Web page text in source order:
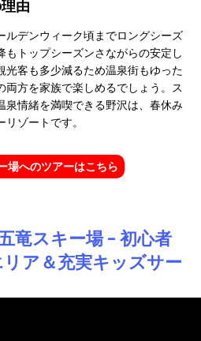
由
ルデンウィーク頃までロングシーズ
もトップシーズンさながらの安定し
光客も多少減るため温泉街もゆった
両方を家族で楽しめるでしょう。ス
泉情緒を満喫できる野沢は、春休み
ゾートです。
場へのツアーはこちら
竜スキー場 – 初心者
ア＆充実キッズサー